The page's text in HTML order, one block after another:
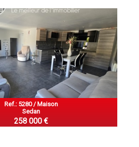
Ref.: 5280 / Maison
Sedan
258 000 €